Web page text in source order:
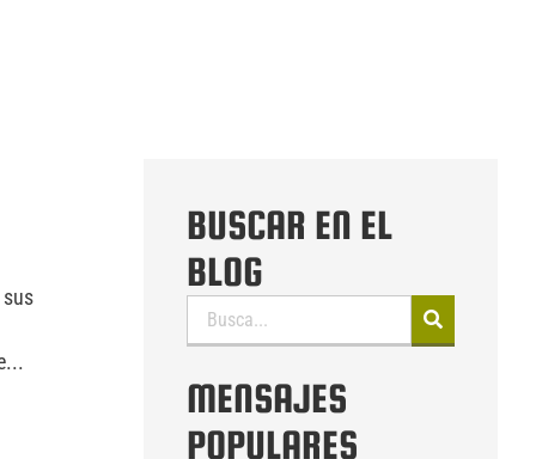
BUSCAR EN EL
BLOG
Buscar:
MENSAJES
POPULARES